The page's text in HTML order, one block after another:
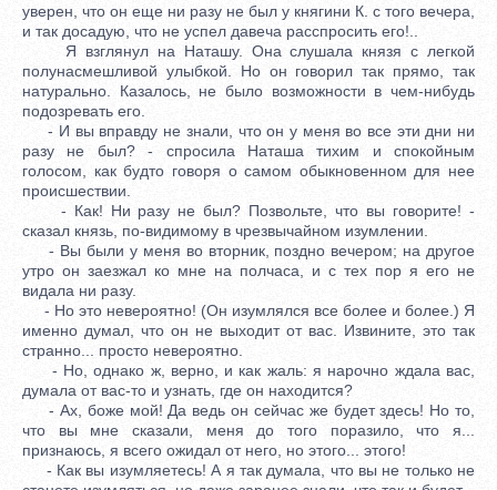
уверен, что он еще ни разу не был у княгини К. с того вечера,
и так досадую, что не успел давеча расспросить его!..
Я взглянул на Наташу. Она слушала князя с легкой
полунасмешливой улыбкой. Но он говорил так прямо, так
натурально. Казалось, не было возможности в чем-нибудь
подозревать его.
- И вы вправду не знали, что он у меня во все эти дни ни
разу не был? - спросила Наташа тихим и спокойным
голосом, как будто говоря о самом обыкновенном для нее
происшествии.
- Как! Ни разу не был? Позвольте, что вы говорите! -
сказал князь, по-видимому в чрезвычайном изумлении.
- Вы были у меня во вторник, поздно вечером; на другое
утро он заезжал ко мне на полчаса, и с тех пор я его не
видала ни разу.
- Но это невероятно! (Он изумлялся все более и более.) Я
именно думал, что он не выходит от вас. Извините, это так
странно... просто невероятно.
- Но, однако ж, верно, и как жаль: я нарочно ждала вас,
думала от вас-то и узнать, где он находится?
- Ах, боже мой! Да ведь он сейчас же будет здесь! Но то,
что вы мне сказали, меня до того поразило, что я...
признаюсь, я всего ожидал от него, но этого... этого!
- Как вы изумляетесь! А я так думала, что вы не только не